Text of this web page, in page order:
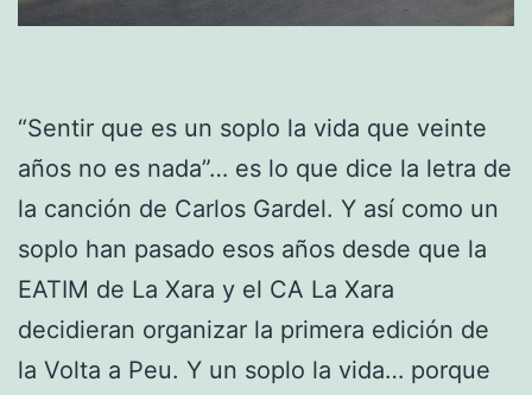
“Sentir que es un soplo la vida que veinte
años no es nada”… es lo que dice la letra de
la canción de Carlos Gardel. Y así como un
soplo han pasado esos años desde que la
EATIM de La Xara y el CA La Xara
decidieran organizar la primera edición de
la Volta a Peu. Y un soplo la vida… porque